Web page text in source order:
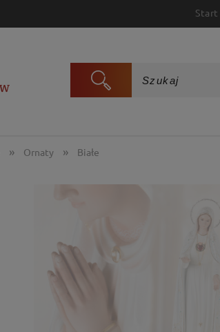
Start
» Ornaty » Białe